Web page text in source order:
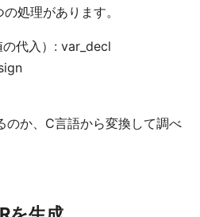
処理があります。
代入）: var_decl
のか、C言語から変換して調べ